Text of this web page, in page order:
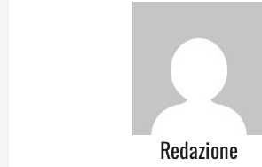
Redazione